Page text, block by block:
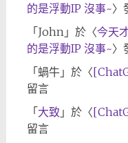
的是浮動IP 沒事~〉
「John 」於〈今天
的是浮動IP 沒事~〉
「蝸牛」於〈
留言
「大致 」於〈
留言